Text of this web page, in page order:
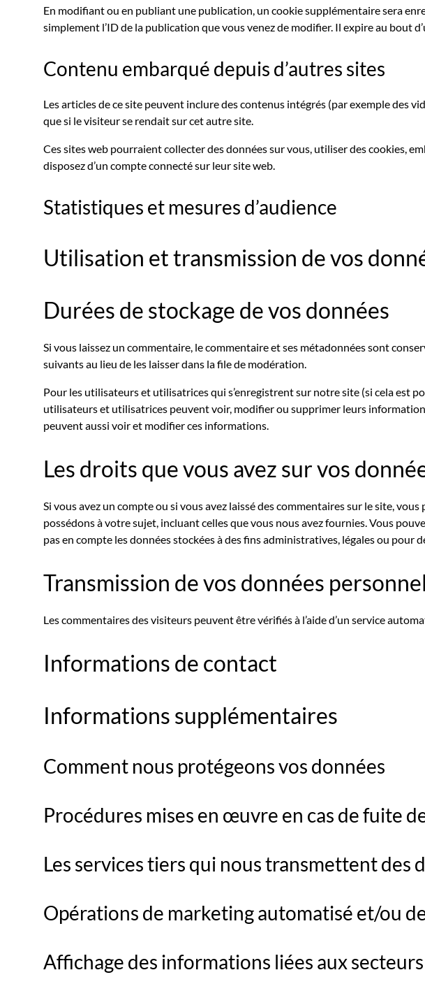
En modifiant ou en publiant une publication, un cookie supplémentaire sera
simplement l’ID de la publication que vous venez de modifier. Il expire au bout
Contenu embarqué depuis d’autres sites
Les articles de ce site peuvent inclure des contenus intégrés (par exemple des
que si le visiteur se rendait sur cet autre site.
Ces sites web pourraient collecter des données sur vous, utiliser des cookies,
disposez d’un compte connecté sur leur site web.
Statistiques et mesures d’audience
Utilisation et transmission de vos
Durées de stockage de vos données
Si vous laissez un commentaire, le commentaire et ses métadonnées sont
suivants au lieu de les laisser dans la file de modération.
Pour les utilisateurs et utilisatrices qui s’enregistrent sur notre site (si cela est
utilisateurs et utilisatrices peuvent voir, modifier ou supprimer leurs
peuvent aussi voir et modifier ces informations.
Les droits que vous avez sur vos
Si vous avez un compte ou si vous avez laissé des commentaires sur le site,
possédons à votre sujet, incluant celles que vous nous avez fournies. Vous
pas en compte les données stockées à des fins administratives, légales ou pour
Transmission de vos données
Les commentaires des visiteurs peuvent être vérifiés à l’aide d’un service
Informations de contact
Informations supplémentaires
Comment nous protégeons vos données
Procédures mises en œuvre en cas de fuite
Les services tiers qui nous transmettent des
Opérations de marketing automatisé et/ou
Affichage des informations liées aux